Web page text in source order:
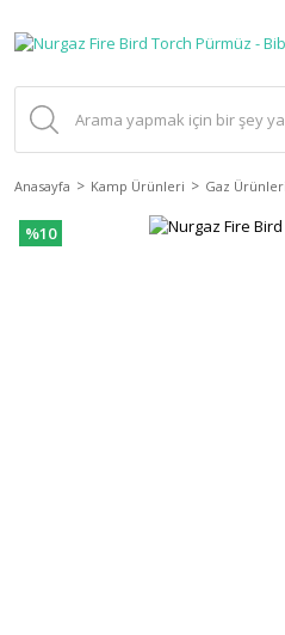
Anasayfa Kamp Ürünleri Gaz Ürünleri
%10